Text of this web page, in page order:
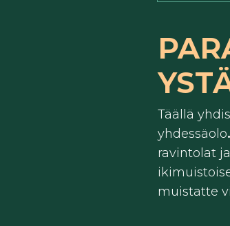
Täällä
yhdessäolo.
ravintolat
muistatte